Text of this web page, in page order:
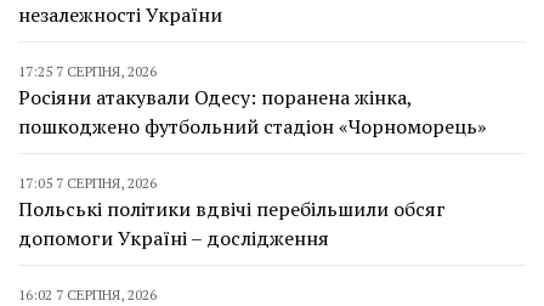
незалежності України
17:25 7 СЕРПНЯ, 2026
Росіяни атакували Одесу: поранена жінка,
пошкоджено футбольний стадіон «Чорноморець»
17:05 7 СЕРПНЯ, 2026
Польські політики вдвічі перебільшили обсяг
допомоги Україні – дослідження
16:02 7 СЕРПНЯ, 2026